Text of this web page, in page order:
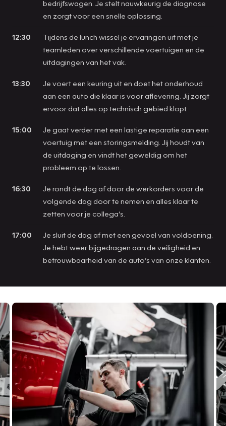
bedrijfswagen. Je stelt nauwkeurig de diagnose
en zorgt voor een snelle oplossing.
12:30
Tijdens de lunch wissel je ervaringen uit met je
teamleden over verschillende voertuigen en de
uitdagingen van het vak.
13:30
Je voert een keuring uit en doet het onderhoud
aan een auto die klaar is voor aflevering. Jij zorgt
ervoor dat alles op technisch gebied klopt.
15:00
Je gaat verder met een lastige reparatie aan een
voertuig met een storingsmelding. Jij houdt van
de uitdaging en vindt het geweldig om het
probleem op te lossen.
16:30
Je rondt de dag af door de werkorders voor de
volgende dag door te nemen en alles klaar te
zetten voor je collega’s.
17:00
Je sluit de dag af met een gevoel van voldoening.
Je hebt weer bijgedragen aan de veiligheid en
betrouwbaarheid van de auto’s van onze klanten.